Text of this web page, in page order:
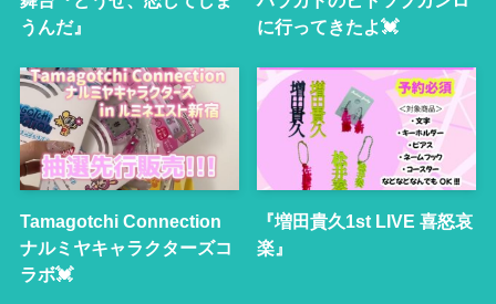
うんだ』
に行ってきたよ💓
Tamagotchi Connection
ナルミヤキャラクターズコ
ラボ💓
『増田貴久1st LIVE 喜怒哀
楽』